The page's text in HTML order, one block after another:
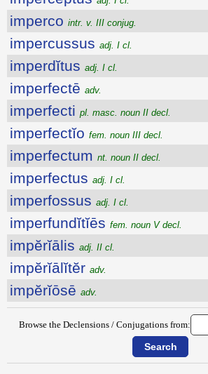
imperco intr. v. III conjug.
impercussus adj. I cl.
imperdĭtus adj. I cl.
imperfectē adv.
imperfecti pl. masc. noun II decl.
imperfectĭo fem. noun III decl.
imperfectum nt. noun II decl.
imperfectus adj. I cl.
imperfossus adj. I cl.
imperfundĭtĭēs fem. noun V decl.
impĕrĭālis adj. II cl.
impĕrĭālĭtĕr adv.
impĕrĭōsē adv.
Browse the Declensions / Conjugations from: